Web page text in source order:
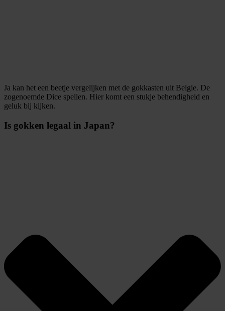
Ja kan het een beetje vergelijken met de gokkasten uit Belgie. De
zogenoemde Dice spellen. Hier komt een stukje behendigheid en
geluk bij kijken.
Is gokken legaal in Japan?